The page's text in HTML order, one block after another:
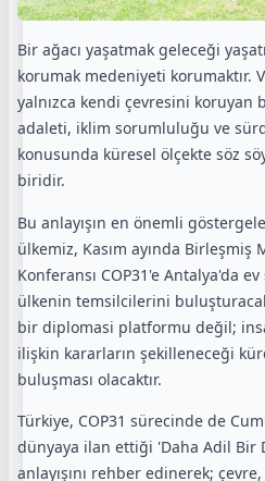
Bir ağacı yaşatmak geleceği
korumak medeniyeti korumaktır.
yalnızca kendi çevresini koruyan
adaleti, iklim sorumluluğu ve
konusunda küresel ölçekte söz
biridir.
Bu anlayışın en önemli
ülkemiz, Kasım ayında
Konferansı COP31'e Antalya'da
ülkenin temsilcilerini
bir diplomasi platformu değil;
ilişkin kararların şekilleneceği
buluşması olacaktır.
Türkiye, COP31 sürecinde de
dünyaya ilan ettiği 'Daha Adil Bir
anlayışını rehber edinerek;